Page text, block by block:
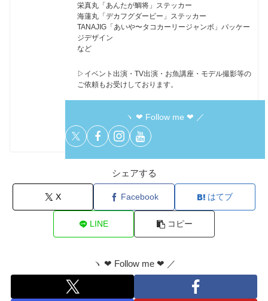
栄真丸「あんたが鯛将」ステッカー
海蓮丸「デカフグダービー」ステッカー
TANAJIG「あいや〜タコカーリージャンボ」パッケー
ジデザイン
など
▷イベント出演・TV出演・お魚講座・モデル撮影等の
ご依頼もお受けしております。
ヽ ❤︎ Follow me ❤︎ ／
シェアする
X Facebook はてブ
LINE コピー
ヽ ❤︎ Follow me ❤︎ ／